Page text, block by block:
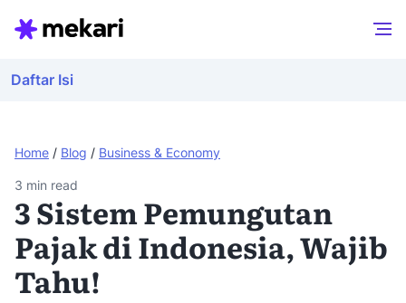
Home / Blog / Business & Economy
Daftar Isi
3 min read
3 Sistem Pemungutan
Pajak di Indonesia, Wajib
Tahu!